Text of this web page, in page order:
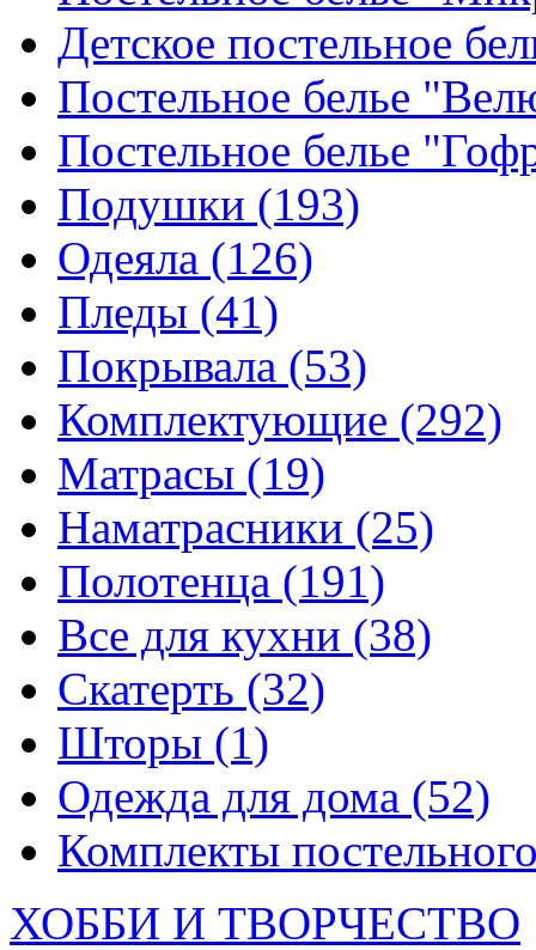
Детское постельное
Постельное белье
Постельное белье
Подушки (193)
Одеяла (126)
Пледы (41)
Покрывала (53)
Комплектующие (292)
Матрасы (19)
Наматрасники (25)
Полотенца (191)
Все для кухни (38)
Скатерть (32)
Шторы (1)
Одежда для дома (52)
Комплекты
ХОББИ И ТВОРЧЕСТВО